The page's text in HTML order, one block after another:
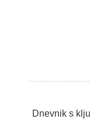
Dnevnik s